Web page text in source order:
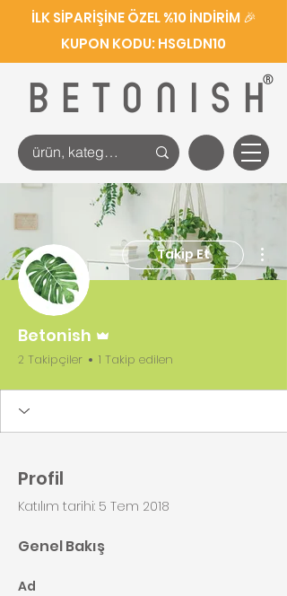
BETONISH
®
İLK SİPARİŞİNE ÖZEL %10 İNDİRİM 🎉
KUPON KODU: HSGLDN10
Takip Et
Betonish
2 Takipçiler 1 Takip edilen
Profil
Katılım tarihi: 5 Tem 2018
Genel Bakış
Ad